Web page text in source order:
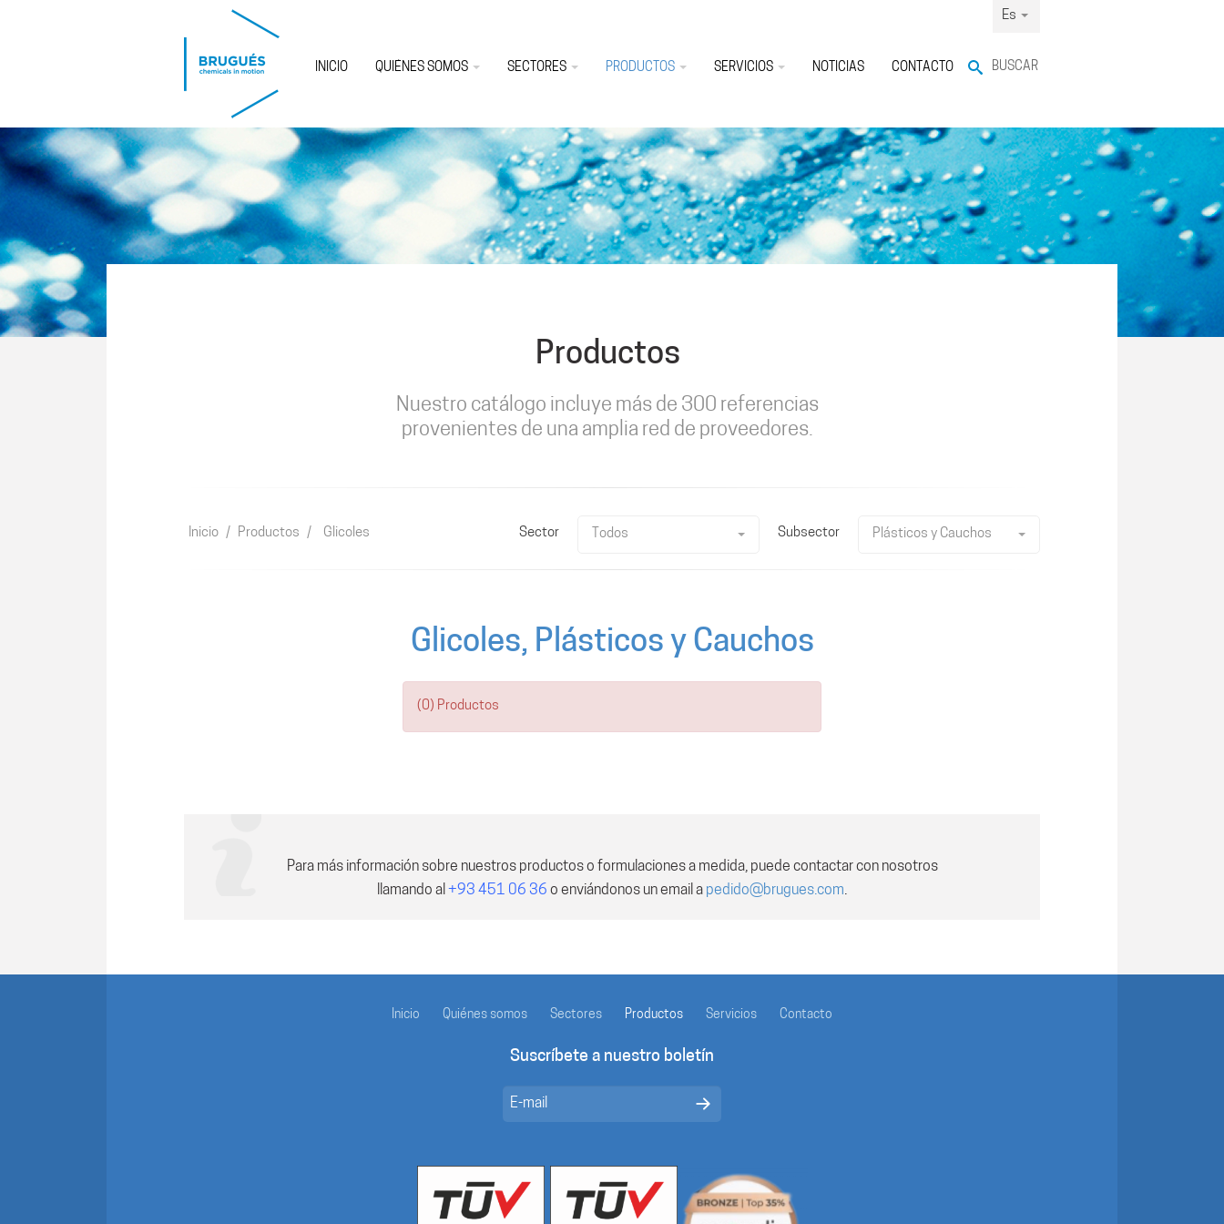
Es
BUSCAR
INICIO QUIÉNES SOMOS SECTORES PRODUCTOS SERVICIOS NOTICIAS CONTACTO
Productos
Nuestro catálogo incluye más de 300 referencias
provenientes de una amplia red de proveedores.
Inicio / Productos / Glicoles Sector Todos Subsector Plásticos y Cauchos
Glicoles, Plásticos y Cauchos
(0) Productos
Para más información sobre nuestros productos o formulaciones a medida, puede contactar con nosotros
llamando al +93 451 06 36 o enviándonos un email a pedido@brugues.com.
Inicio Quiénes somos Sectores Productos Servicios Contacto
Suscríbete a nuestro boletín